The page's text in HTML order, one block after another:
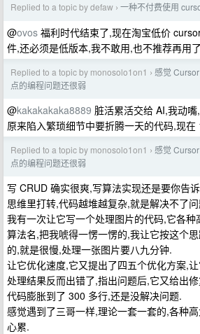
Replied to a topic by defaw › 一种不付费使用
@ovos 福利时代结束了,现在淘宝低价
件,还必须是低版本,我不敢用,也不推荐再用
Replied to a topic by monosolo1on1 › 感觉
点的编程问题还很弱
@kakakakaka8889 脏活累活交给 AI,我动
原来陷入繁琐细节中要折腾一天的代码,现在
Replied to a topic by monosolo1on1 › 感觉
点的编程问题还很弱
写 CRUD 确实很爽,写算法实现还是要你告
思维里打转,代码越堆越复杂,就是解决不了
我有一次让它写一个处理图片的代码,它各
算法名,把我唬得一愣一愣的,我让它按这个
的,就是很慢,处理一张图片要八九分钟.
让它优化速度,它又提出了四五个优化方案,
处理结果反而出错了,指出问题后,它又给出
代码膨胀到了 300 多行,还是没解决问题.
感觉遇到了三哥一样,理论一套一套的,各种
心累.